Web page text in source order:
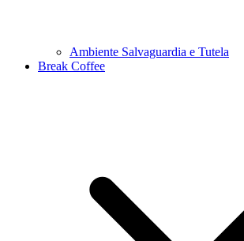
Ambiente Salvaguardia e Tutela
Break Coffee